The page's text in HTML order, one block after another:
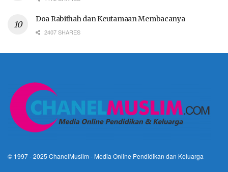
Doa Rabithah dan Keutamaan Membacanya
2407 SHARES
© 1997 - 2025 ChanelMuslim - Media Online Pendidikan dan Keluarga